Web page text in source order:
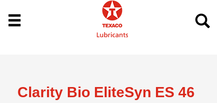
Clarity Bio EliteSyn ES 46